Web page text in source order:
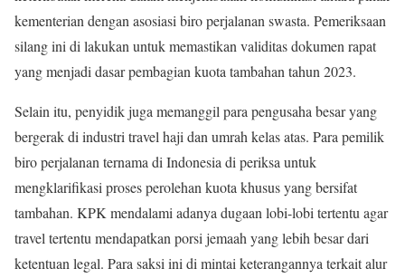
kementerian dengan asosiasi biro perjalanan swasta. Pemeriksaan
silang ini di lakukan untuk memastikan validitas dokumen rapat
yang menjadi dasar pembagian kuota tambahan tahun 2023.
Selain itu, penyidik juga memanggil para pengusaha besar yang
bergerak di industri travel haji dan umrah kelas atas. Para pemilik
biro perjalanan ternama di Indonesia di periksa untuk
mengklarifikasi proses perolehan kuota khusus yang bersifat
tambahan. KPK mendalami adanya dugaan lobi-lobi tertentu agar
travel tertentu mendapatkan porsi jemaah yang lebih besar dari
ketentuan legal. Para saksi ini di mintai keterangannya terkait alur